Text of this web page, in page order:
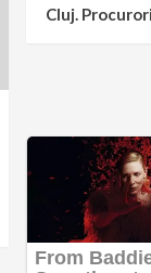
Cluj.